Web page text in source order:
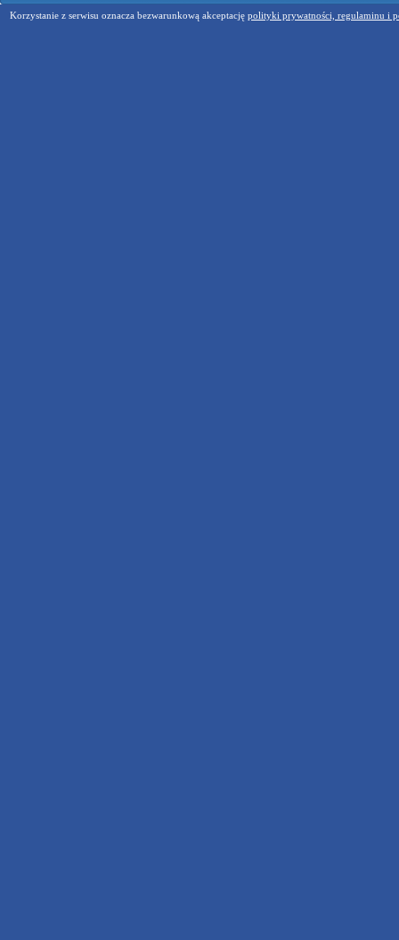
Korzystanie z serwisu oznacza bezwarunkową akceptację polityki prywatności, regulaminu i